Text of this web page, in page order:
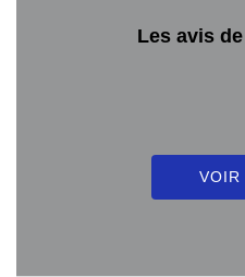
Les avis
VOIR